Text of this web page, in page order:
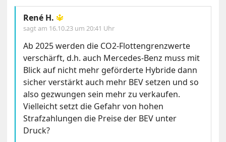
René H. 🔱
sagt am 16.10.23 um 20:41 Uhr
Ab 2025 werden die CO2-Flottengrenzwerte
verschärft, d.h. auch Mercedes-Benz muss mit
Blick auf nicht mehr geförderte Hybride dann
sicher verstärkt auch mehr BEV setzen und so
also gezwungen sein mehr zu verkaufen.
Vielleicht setzt die Gefahr von hohen
Strafzahlungen die Preise der BEV unter
Druck?